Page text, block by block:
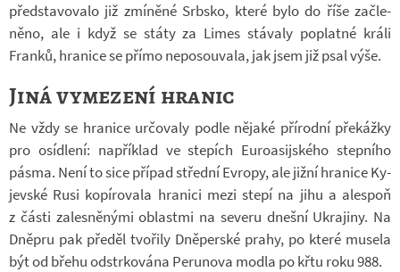
před­sta­vo­valo již zmí­něné Srb­sko, které bylo do říše za­čle­
něno, ale i když se státy za Limes stá­valy po­platné králi
Franků, hra­nice se přímo ne­po­sou­vala, jak jsem již psal výše.
Jiná vymezení hranic
Ne vždy se hra­nice ur­čo­valy podle ně­jaké pří­rodní pře­kážky
pro osíd­lení: na­pří­klad ve ste­pích Eu­ro­asij­ského step­ního
pásma. Není to sice pří­pad střední Ev­ropy, ale jižní hra­nice Ky­
jev­ské Rusi ko­pí­ro­vala hra­nici mezi stepí na jihu a ale­spoň
z části za­les­ně­nými ob­lastmi na se­veru dnešní Ukra­jiny. Na
Dně­pru pak pře­děl tvo­řily Dně­per­ské prahy, po které mu­sela
být od břehu od­str­ko­vána Pe­ru­nova modla po křtu roku 988.